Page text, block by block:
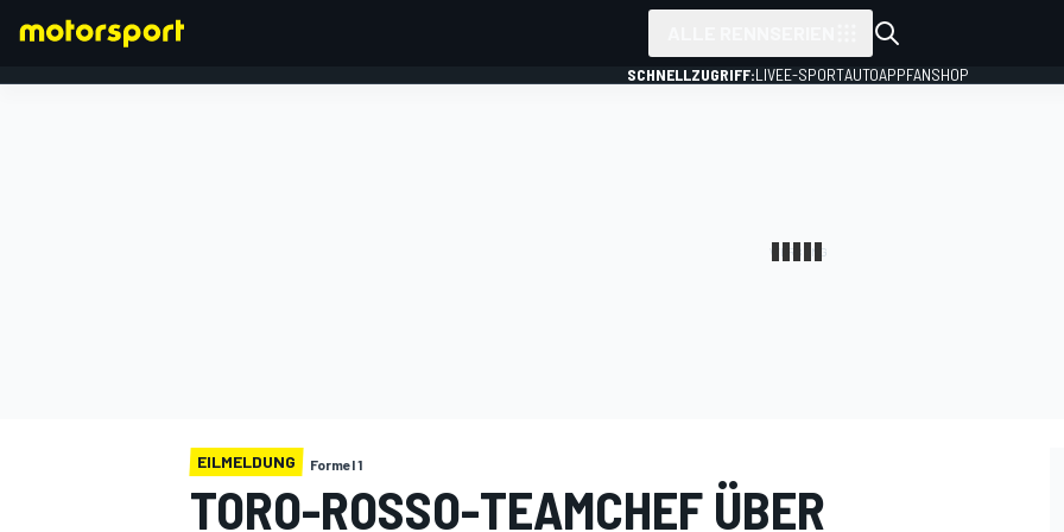
SCHNELLZUGRIFF:LIVEE-SPORTAUTOAPPFANSHOP
EILMELDUNG Formel 1
TORO-ROSSO-TEAMCHEF ÜBER